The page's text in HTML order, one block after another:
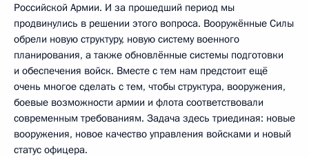
Российской Армии. И за прошедший период мы
продвинулись в решении этого вопроса. Вооружённые Силы
обрели новую структуру, новую систему военного
планирования, а также обновлённые системы подготовки
и обеспечения войск. Вместе с тем нам предстоит ещё
очень многое сделать с тем, чтобы структура, вооружения,
боевые возможности армии и флота соответствовали
современным требованиям. Задача здесь триединая: новые
вооружения, новое качество управления войсками и новый
статус офицера.